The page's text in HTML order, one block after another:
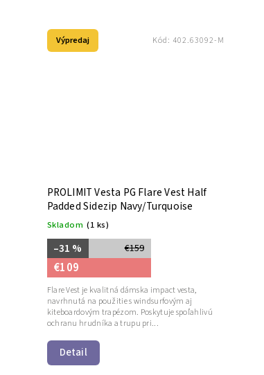
Výpredaj
PROLIMIT Vesta PG Flare Vest Half
Padded Sidezip Navy/Turquoise
Skladom (1 ks)
€159
–31 %
€109
Detail
Flare Vest je kvalitná dámska impact vesta,
navrhnutá na použitie s windsurfovým aj
kiteboardovým trapézom. Poskytuje spoľahlivú
ochranu hrudníka a trupu pri...
Kód: 402.63092-M